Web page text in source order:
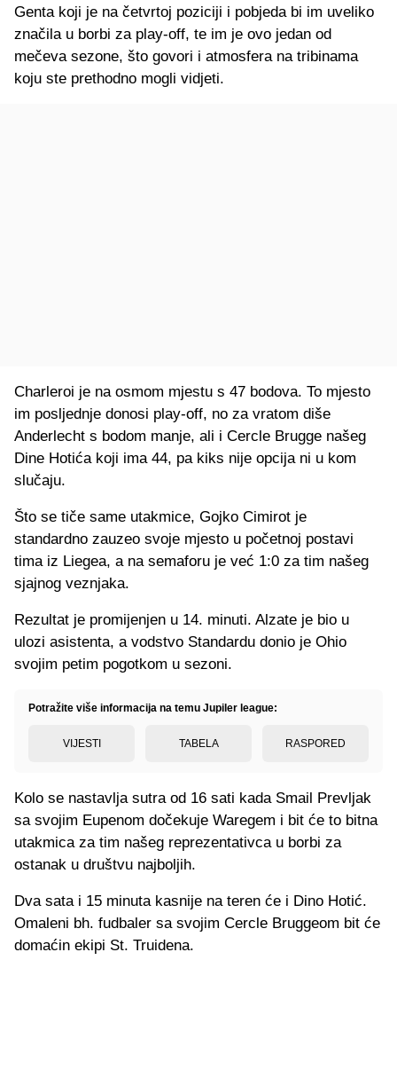
Genta koji je na četvrtoj poziciji i pobjeda bi im uveliko
značila u borbi za play-off, te im je ovo jedan od
mečeva sezone, što govori i atmosfera na tribinama
koju ste prethodno mogli vidjeti.
Charleroi je na osmom mjestu s 47 bodova. To mjesto
im posljednje donosi play-off, no za vratom diše
Anderlecht s bodom manje, ali i Cercle Brugge našeg
Dine Hotića koji ima 44, pa kiks nije opcija ni u kom
slučaju.
Što se tiče same utakmice, Gojko Cimirot je
standardno zauzeo svoje mjesto u početnoj postavi
tima iz Liegea, a na semaforu je već 1:0 za tim našeg
sjajnog veznjaka.
Rezultat je promijenjen u 14. minuti. Alzate je bio u
ulozi asistenta, a vodstvo Standardu donio je Ohio
svojim petim pogotkom u sezoni.
Potražite više informacija na temu Jupiler league:
VIJESTI TABELA RASPORED
Kolo se nastavlja sutra od 16 sati kada Smail Prevljak
sa svojim Eupenom dočekuje Waregem i bit će to bitna
utakmica za tim našeg reprezentativca u borbi za
ostanak u društvu najboljih.
Dva sata i 15 minuta kasnije na teren će i Dino Hotić.
Omaleni bh. fudbaler sa svojim Cercle Bruggeom bit će
domaćin ekipi St. Truidena.